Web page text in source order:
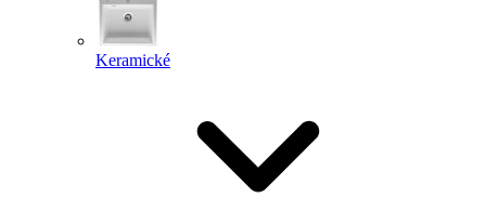
Keramické